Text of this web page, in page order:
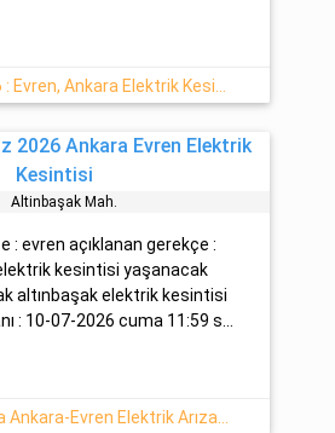
2026 Ankara Evren Elektrik
Kesintisi
Altinbaşak Mah.
: evren açıklanan gerekçe :
kesintisi yaşanacak
altınbaşak elektrik kesintisi
: 10-07-2026 cuma 11:59 s...